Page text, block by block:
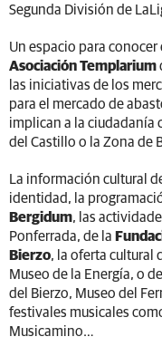
Segunda División de
Un espacio para
Asociación Templarium
las iniciativas de los
para el mercado de
implican a la ciudadanía
del Castillo o la Zona de
La información cultural
identidad, la
Bergidum, las
Ponferrada, de la
Bierzo, la oferta cultural
Museo de la Energía, o
del Bierzo, Museo del
festivales musicales
Musicamino…